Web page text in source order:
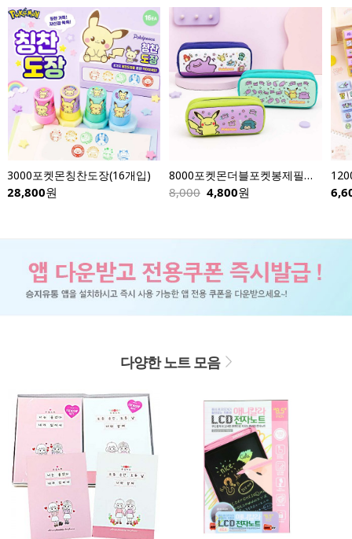
3000포켓몬칭찬도장(16개입)
28,800원
8000포켓몬더블포켓봉제필통-낱개
8,000 4,800원
다양한 노트 모음